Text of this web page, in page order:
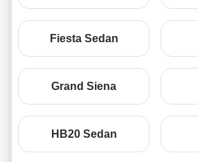
Fiesta Sedan
Grand Siena
HB20 Sedan